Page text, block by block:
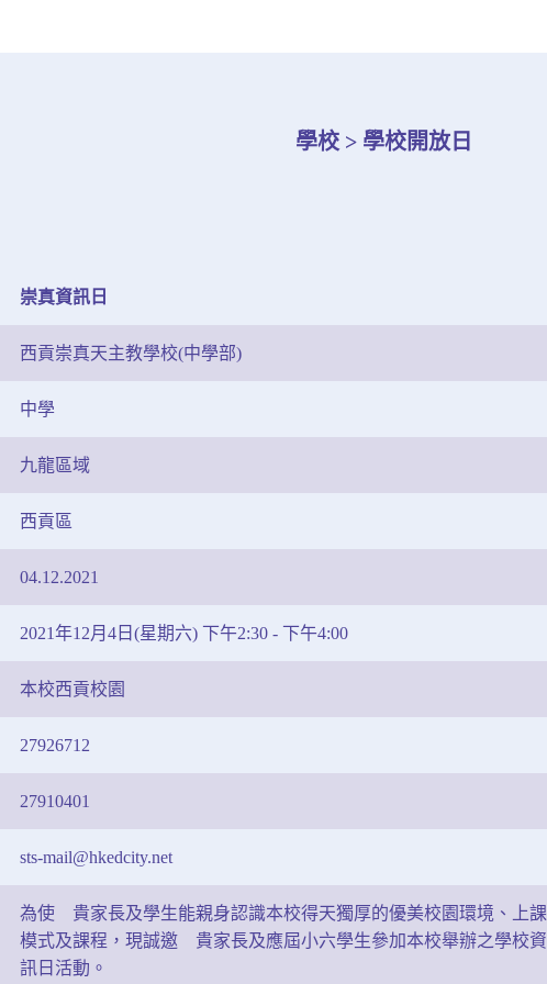
學校 > 學校開放日
崇真資訊日
西貢崇真天主教學校(中學部)
中學
九龍區域
西貢區
04.12.2021
2021年12月4日(星期六) 下午2:30 - 下午4:00
本校西貢校園
27926712
27910401
sts-mail@hkedcity.net
為使 貴家長及學生能親身認識本校得天獨厚的優美校園環境、上課
模式及課程，現誠邀 貴家長及應屆小六學生參加本校舉辦之學校資
訊日活動。